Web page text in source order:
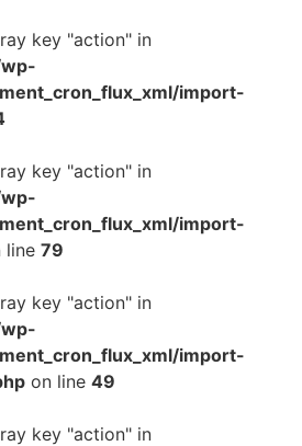
key "action" in
import-
key "action" in
import-
line 79
key "action" in
import-
on line 49
key "action" in